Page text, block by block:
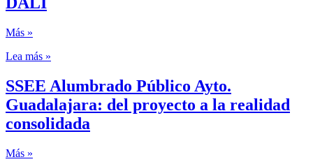
Más »
Lea más »
SSEE Alumbrado Público Ayto.
Guadalajara: del proyecto a la realidad
consolidada
Más »